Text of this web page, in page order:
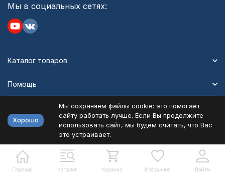
Главная Каталог Корзина Избранное Войти
Мы в социальных сетях:
Каталог товаров
Помощь
Политика персональных данных
Разработано в bodysite.ru
Хорошо
Мы сохраняем файлы cookie: это помогает
сайту работать лучше. Если Вы продолжите
использовать сайт, мы будем считать, что Вас
это устраивает.